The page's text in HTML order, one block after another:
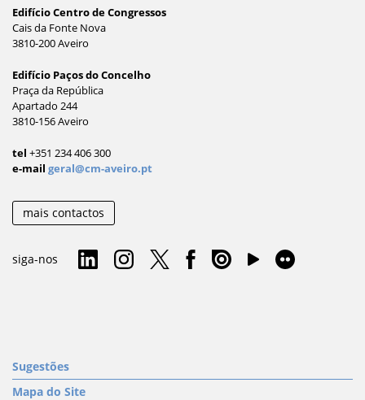
Edifício Centro de Congressos
Cais da Fonte Nova
3810-200 Aveiro
Edifício Paços do Concelho
Praça da República
Apartado 244
3810-156 Aveiro
tel +351 234 406 300
e-mail geral@cm-aveiro.pt
mais contactos
siga-nos
Sugestões
Mapa do Site